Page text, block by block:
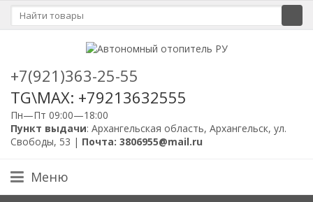
+7(921)363-25-55
TG\MAX: +79213632555
Пн—Пт 09:00—18:00
Пункт выдачи: Архангельская область, Архангельск, ул.
Свободы, 53 | Почта: 3806955@mail.ru
Меню